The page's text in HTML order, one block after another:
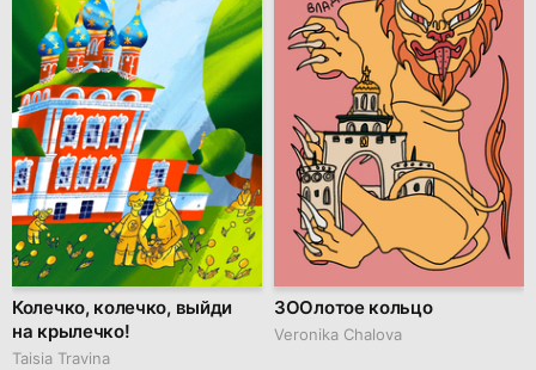
Колечко, колечко, выйди
на крылечко!
Taisia Travina
ЗООлотое кольцо
Veronika Chalova